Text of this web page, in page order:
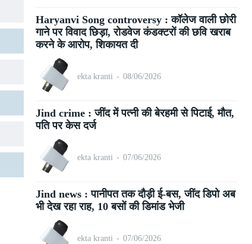
Haryanvi Song controversy : कॉलेज वाली छोरी
गाने पर विवाद छिड़ा, रोडवेज कंडक्टरों की छवि खराब
करने के आरोप, शिकायत दी
ekta kranti - 08/06/2026
Jind crime : जींद में पत्नी की बेरहमी से पिटाई, मौत,
पति पर केस दर्ज
ekta kranti - 07/06/2026
Jind news : पानीपत तक दौड़ी ई-बस, जींद डिपो अब
भी देख रहा राह, 10 बसों की डिमांड भेजी
ekta kranti - 07/06/2026